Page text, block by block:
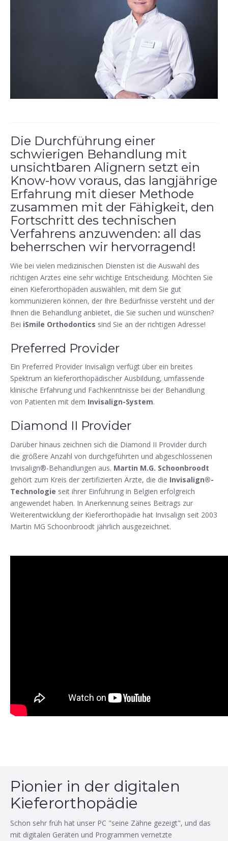
Die Durchführung einer
schwierigen Behandlung mit
unsichtbaren Alignern setzt ein
Know-how voraus, das langjährige
Erfahrung mit dieser Methode
zusammen mit der Fähigkeit, den
Fortschritt des technischen
Verfahrens anzuwenden: all das
beherrschen wir hervorragend!
Wie bei vielen medizinischen Diensten ist die Auswahl des
richtigen Arztes eine sehr wichtige Entscheidung. Möchten Sie
einen Kieferorthopäden auswählen, mit dem Sie gut
kommunizieren können, der Ihre Bedürfnisse versteht und der
Ihnen die Behandlung anbietet, die Sie suchen und wünschen?
Bei iSmile Orthodontics sind Sie an der richtigen Adresse!
Preferred Provider
Ein Preferred Provider Invisalign verfügt über ein breites
Spektrum an kieferorthopädischer Ausbildung, umfassende
klinische Erfahrung und Fachkenntnisse bei der Behandlung
von Patienten mit dem Invisalign-System.
Diamond II Provider
Darüber hinaus zeichnen sich die Diamond II Provider durch
die größere Anzahl von durchgeführten und abgeschlossenen
Invisalign®-Behandlungen aus. Martin M.G. Schoonbroodt
gehört zum Kreis der zertifizierten Ärzte, die die Invisalign®-
Technologie seit ihrer Einführung in Belgien erfolgreich
angewendet haben. In Anerkennung seines Beitrags zur
Weiterentwicklung der Kieferorthopädie hat Invisalign seit 2003
Martin MG Schoonbroodt jährlich ausgezeichnet.
Pionier in der digitalen
Kieferorthopädie
Schon sehr früh hat unser PC "seine Zähne gezeigt", und das
mit digitalen Geräten und Programmen vernetzte